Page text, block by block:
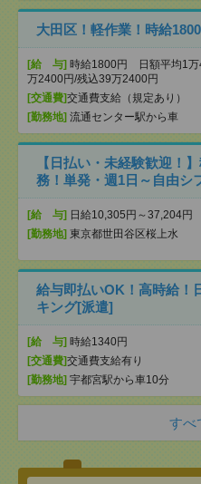
大田区！軽作業！時給
[給 与] 時給1800円 日額平均1万
万2400円/残込39万2400円
[交通費]交通費支給（規定あり）
[勤務地] 流通センター駅から車
【日払い・未経験歓迎！
務！単発・週1日～自由シ
[給 与] 日給10,305円～37,204円
[勤務地] 東京都世田谷区桜上水
給与即払いOK！高時給！
キング[派遣]
[給 与] 時給1340円
[交通費]交通費支給有り
[勤務地] 宇都宮駅から車10分
すべ